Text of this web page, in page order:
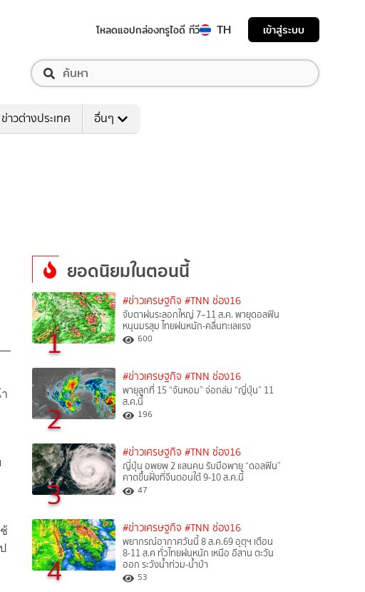
โหลดแอปกล่องทรูไอดี ทีวี TH เข้าสู่ระบบ
ข่าวต่างประเทศ อื่นๆ
ยอดนิยมในตอนนี้
1
#ข่าวเศรษฐกิจ #TNN ช่อง16
จับตาฝนระลอกใหญ่ 7–11 ส.ค. พายุดอลฟิน
หนุนมรสุม ไทยฝนหนัก-คลื่นทะเลแรง
600
2
#ข่าวเศรษฐกิจ #TNN ช่อง16
พายุลูกที่ 15 “จันหอม” จ่อถล่ม “ญี่ปุ่น” 11
ส.ค.นี้
196
3
#ข่าวเศรษฐกิจ #TNN ช่อง16
ญี่ปุ่น อพยพ 2 แสนคน รับมือพายุ “ดอลฟิน”
คาดขึ้นฝั่งที่จีนตอนใต้ 9-10 ส.ค.นี้
47
4
#ข่าวเศรษฐกิจ #TNN ช่อง16
พยากรณ์อากาศวันนี้ 8 ส.ค.69 อุตุฯ เตือน
8-11 ส.ค ทั่วไทยฝนหนัก เหนือ อีสาน ตะวัน
ออก ระวังน้ำท่วม-น้ำป่า
53